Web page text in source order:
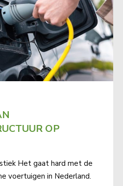
OP
Het gaat hard met de
voertuigen in Nederland.